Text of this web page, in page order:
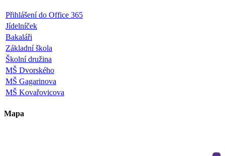
Přihlášení do Office 365
Jídelníček
Bakaláři
Základní škola
Školní družina
MŠ Dvorského
MŠ Gagarinova
MŠ Kovařovicova
Mapa